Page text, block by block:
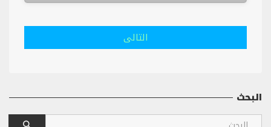
التالى
البحث